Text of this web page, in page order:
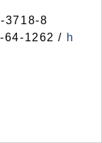
3718-8
64-1262 / h